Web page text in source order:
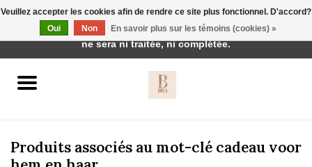
Produits associés au mot-clé cadeau voor
Veuillez accepter les cookies afin de rendre ce site plus fonctionnel. D'accord?
Oui
Non En savoir plus sur les témoins (cookies) »
Cette boutique est en construction. Toute commande passée
ne sera ni traitée, ni complétée.